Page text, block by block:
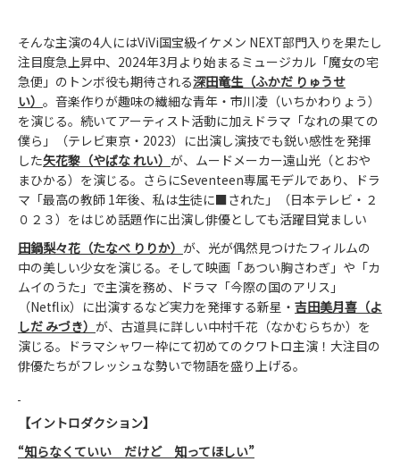
そんな主演の4人にはViVi国宝級イケメン NEXT部門入りを果たし
注目度急上昇中、2024年3月より始まるミュージカル「魔女の宅
急便」のトンボ役も期待される深田竜生（ふかだ りゅうせ
い） 。音楽作りが趣味の繊細な青年・市川凌（いちかわりょう）
を演じる。続いてアーティスト活動に加えドラマ「なれの果ての
僕ら」（テレビ東京・2023）に出演し演技でも鋭い感性を発揮
した矢花黎 （やばな れい） が、ムードメーカー遠山光（とおや
まひかる）を演じる。さらにSeventeen専属モデルであり、ドラ
マ「最高の教師 1年後、私は生徒に■された」（日本テレビ・２
０２３）をはじめ話題作に出演し俳優としても活躍目覚ましい
田鍋梨々花 （たなべ りりか） が、光が偶然見つけたフィルムの
中の美しい少女を演じる。そして映画「あつい胸さわぎ」や「カ
ムイのうた」で主演を務め、ドラマ「今際の国のアリス」
（Netflix）に出演するなど実力を発揮する新星・ 吉田美月喜 （よ
しだ みづき） が、古道具に詳しい中村千花（なかむらちか）を
演じる。ドラマシャワー枠にて初めてのクワトロ主演！大注目の
俳優たちがフレッシュな勢いで物語を盛り上げる。
【イントロダクション】
“知らなくていい だけど 知ってほしい”